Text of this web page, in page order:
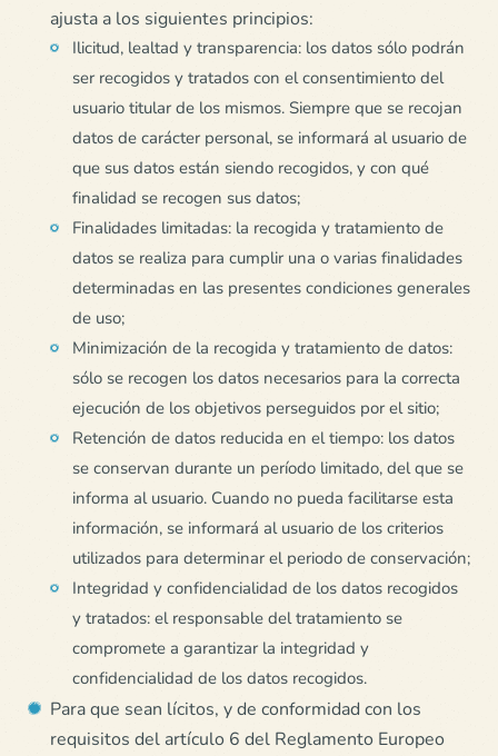
ajusta a los siguientes principios:
Ilicitud, lealtad y transparencia: los datos sólo podrán
ser recogidos y tratados con el consentimiento del
usuario titular de los mismos. Siempre que se recojan
datos de carácter personal, se informará al usuario de
que sus datos están siendo recogidos, y con qué
finalidad se recogen sus datos;
Finalidades limitadas: la recogida y tratamiento de
datos se realiza para cumplir una o varias finalidades
determinadas en las presentes condiciones generales
de uso;
Minimización de la recogida y tratamiento de datos:
sólo se recogen los datos necesarios para la correcta
ejecución de los objetivos perseguidos por el sitio;
Retención de datos reducida en el tiempo: los datos
se conservan durante un período limitado, del que se
informa al usuario. Cuando no pueda facilitarse esta
información, se informará al usuario de los criterios
utilizados para determinar el periodo de conservación;
Integridad y confidencialidad de los datos recogidos
y tratados: el responsable del tratamiento se
compromete a garantizar la integridad y
confidencialidad de los datos recogidos.
Para que sean lícitos, y de conformidad con los
requisitos del artículo 6 del Reglamento Europeo